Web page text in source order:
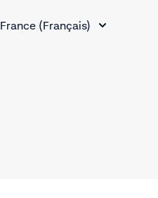
France (Français)